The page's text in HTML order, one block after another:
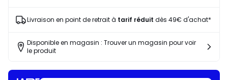
Livraison en point de retrait à tarif réduit dès 49€ d'achat*
Disponible en magasin : Trouver un magasin pour voir
le produit